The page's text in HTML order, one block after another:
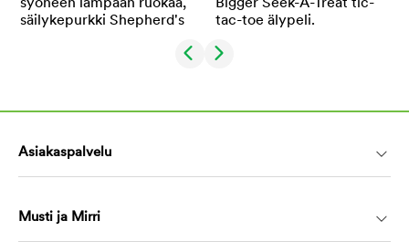
Asiakaspalvelu
Musti ja Mirri